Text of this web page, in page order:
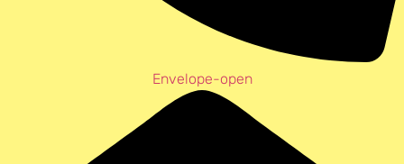
Envelope-open